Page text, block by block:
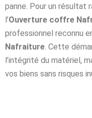
panne. Pour un
l’Ouverture coffre
professionnel reconnu
Nafraiture. Cette
l’intégrité du matériel,
vos biens sans risques